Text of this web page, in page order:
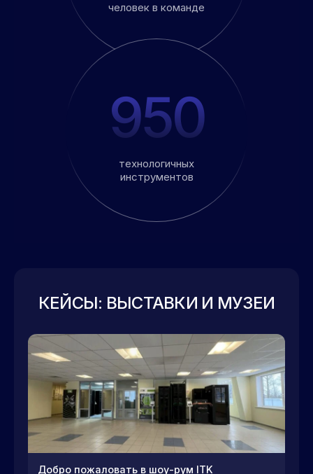
человек в команде
технологичных
инструментов
950
КЕЙСЫ: ВЫСТАВКИ И МУЗЕИ
Добро пожаловать в шоу-рум ITK